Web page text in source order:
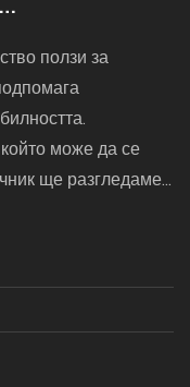
ползи за
може да се
ще разгледаме
и